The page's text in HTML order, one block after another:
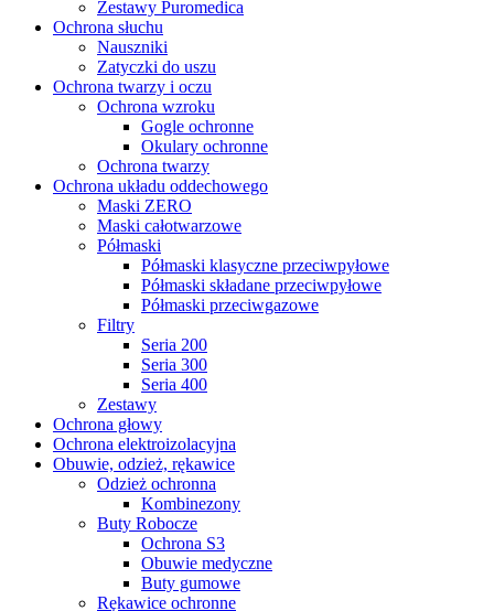
Zestawy Puromedica
Ochrona słuchu
Nauszniki
Zatyczki do uszu
Ochrona twarzy i oczu
Ochrona wzroku
Gogle ochronne
Okulary ochronne
Ochrona twarzy
Ochrona układu oddechowego
Maski ZERO
Maski całotwarzowe
Półmaski
Półmaski klasyczne przeciwpyłowe
Półmaski składane przeciwpyłowe
Półmaski przeciwgazowe
Filtry
Seria 200
Seria 300
Seria 400
Zestawy
Ochrona głowy
Ochrona elektroizolacyjna
Obuwie, odzież, rękawice
Odzież ochronna
Kombinezony
Buty Robocze
Ochrona S3
Obuwie medyczne
Buty gumowe
Rękawice ochronne